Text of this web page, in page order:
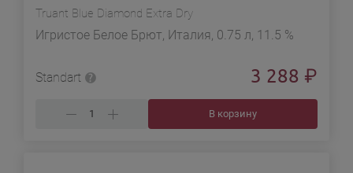
Truant Blue Diamond Extra Dry
Игристое Белое Брют, Италия, 0.75 л, 11.5 %
Standart 3 288 ₽
В корзину